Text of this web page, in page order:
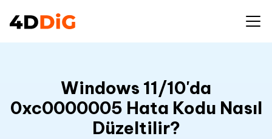
Windows 11/10'da
0xc0000005 Hata Kodu Nasıl
Düzeltilir?